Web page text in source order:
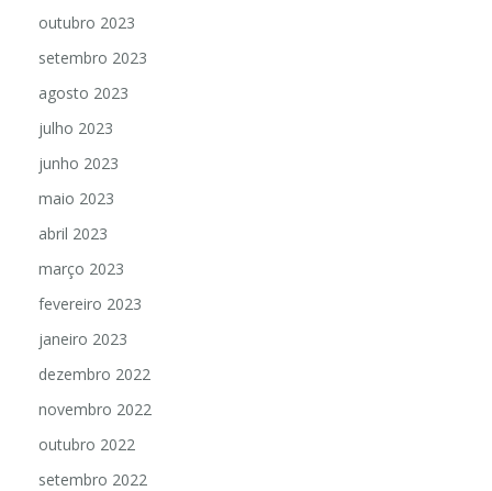
outubro 2023
setembro 2023
agosto 2023
julho 2023
junho 2023
maio 2023
abril 2023
março 2023
fevereiro 2023
janeiro 2023
dezembro 2022
novembro 2022
outubro 2022
setembro 2022